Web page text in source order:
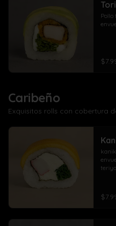
Pollo
Caribeño
Exquisitos rolls con cobertura